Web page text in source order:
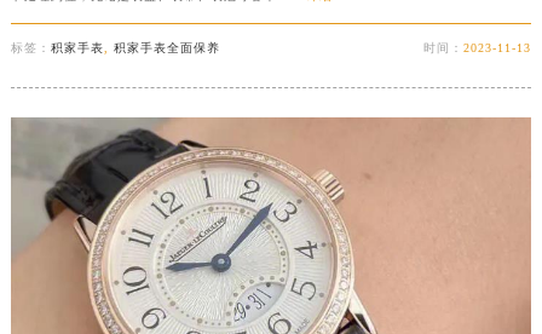
标签： 积家手表 积家手表全面保养 时间：2023-11-13